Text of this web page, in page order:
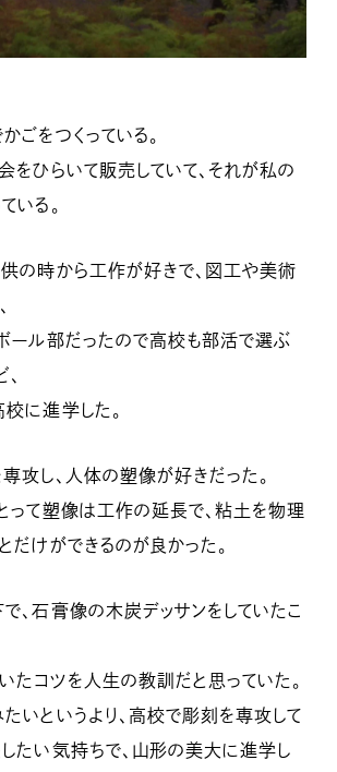
ごをつくっている。
をひらいて販売していて、それが私の
いる。
の時から工作が好きで、図工や美術
ール部だったので高校も部活で選ぶ
に進学した。
攻し、人体の塑像が好きだった。
って塑像は工作の延長で、粘土を物理
だけができるのが良かった。
、石膏像の木炭デッサンをしていたこ
たコツを人生の教訓だと思っていた。
いというより、高校で彫刻を専攻して
たい気持ちで、山形の美大に進学し